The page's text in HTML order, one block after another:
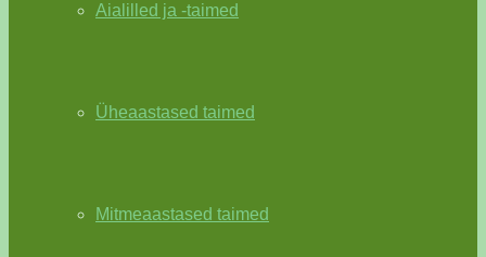
Aialilled ja -taimed
Üheaastased taimed
Mitmeaastased taimed